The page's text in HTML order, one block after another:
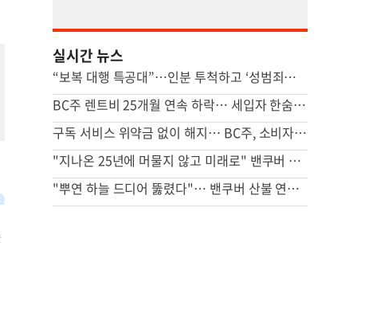
실시간 뉴스
“보복 대행 특공대”…인분 투척하고 ‘성범죄자’ 전단지 뿌린 20대 결국
BC주 렌트비 25개월 연속 하락… 세입자 한숨 돌리나
구독 서비스 위약금 없이 해지… BC주, 소비자 보호 조치 가동
"지나온 25년에 머물지 않고 미래로" 밴쿠버 중앙일보 창간 25주년
"뿌연 하늘 드디어 뚫렸다"… 밴쿠버 산불 연기 걷히며 대기질 회복